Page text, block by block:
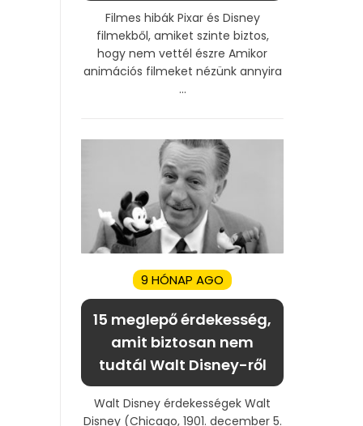
Filmes hibák Pixar és Disney
filmekből, amiket szinte biztos,
hogy nem vettél észre Amikor
animációs filmeket nézünk annyira
...
9 HÓNAP AGO
15 meglepő érdekesség,
amit biztosan nem
tudtál Walt Disney-ről
Walt Disney érdekességek Walt
Disney (Chicago, 1901. december 5.